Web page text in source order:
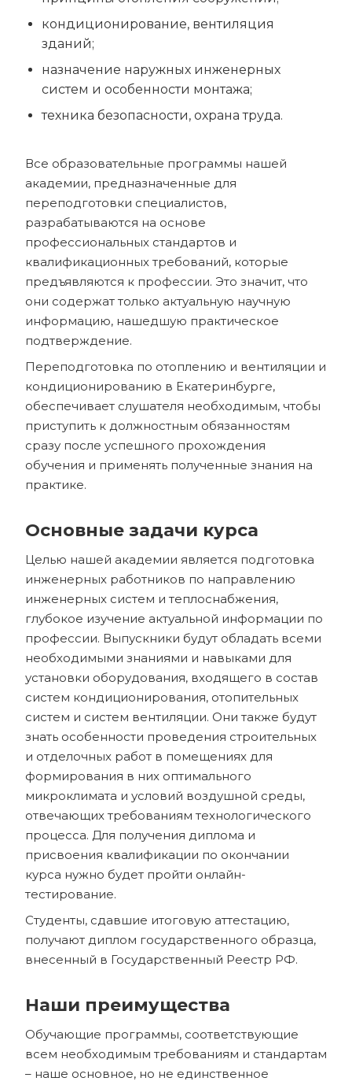
кондиционирование, вентиляция
зданий;
назначение наружных инженерных
систем и особенности монтажа;
техника безопасности, охрана труда.
Все образовательные программы нашей
академии, предназначенные для
переподготовки специалистов,
разрабатываются на основе
профессиональных стандартов и
квалификационных требований, которые
предъявляются к профессии. Это значит, что
они содержат только актуальную научную
информацию, нашедшую практическое
подтверждение.
Переподготовка по отоплению и вентиляции и
кондиционированию в Екатеринбурге,
обеспечивает слушателя необходимым, чтобы
приступить к должностным обязанностям
сразу после успешного прохождения
обучения и применять полученные знания на
практике.
Основные задачи курса
Целью нашей академии является подготовка
инженерных работников по направлению
инженерных систем и теплоснабжения,
глубокое изучение актуальной информации по
профессии. Выпускники будут обладать всеми
необходимыми знаниями и навыками для
установки оборудования, входящего в состав
систем кондиционирования, отопительных
систем и систем вентиляции. Они также будут
знать особенности проведения строительных
и отделочных работ в помещениях для
формирования в них оптимального
микроклимата и условий воздушной среды,
отвечающих требованиям технологического
процесса. Для получения диплома и
присвоения квалификации по окончании
курса нужно будет пройти онлайн-
тестирование.
Студенты, сдавшие итоговую аттестацию,
получают диплом государственного образца,
внесенный в Государственный Реестр РФ.
Наши преимущества
Обучающие программы, соответствующие
всем необходимым требованиям и стандартам
– наше основное, но не единственное